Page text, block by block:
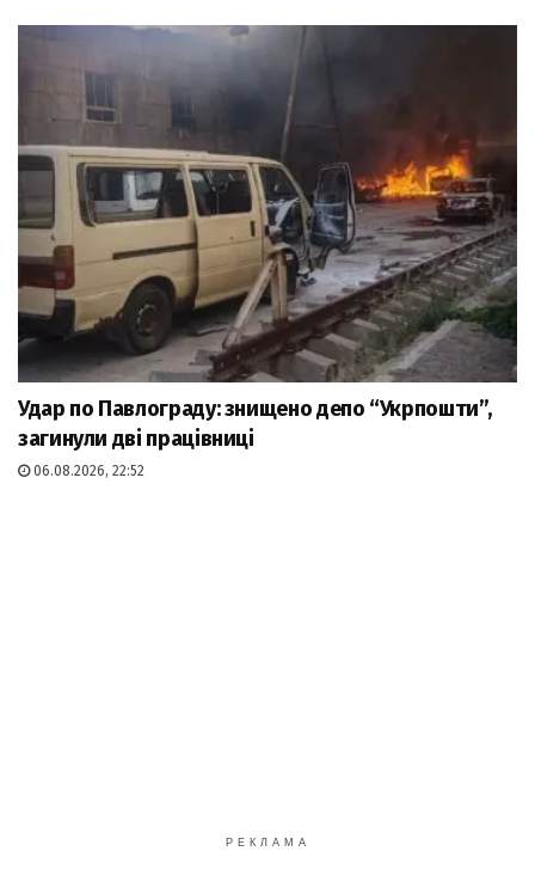
Удар по Павлограду: знищено депо “Укрпошти”,
загинули дві працівниці
06.08.2026, 22:52
РЕКЛАМА